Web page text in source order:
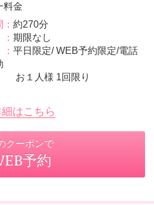
料金
約270分
期限なし
平日限定/ WEB予約限定/電話
様 1回限り
はこちら
クーポンで
予約